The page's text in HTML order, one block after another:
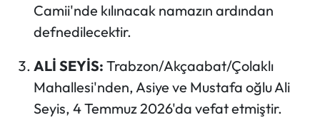
Camii'nde kılınacak namazın ardından
defnedilecektir.
ALİ SEYİS: Trabzon/Akçaabat/Çolaklı
Mahallesi'nden, Asiye ve Mustafa oğlu Ali
Seyis, 4 Temmuz 2026'da vefat etmiştir.